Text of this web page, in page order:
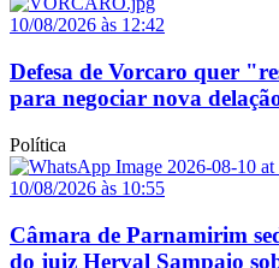
10/08/2026 às 12:42
Defesa de Vorcaro quer
para negociar nova
Política
10/08/2026 às 10:55
Câmara de Parnamirim
do juiz Herval Sampaio